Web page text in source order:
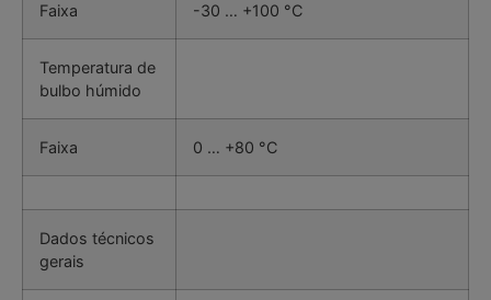
Faixa -30 … +100 °C
Temperatura de
bulbo húmido
Faixa 0 … +80 °C
Dados técnicos
gerais